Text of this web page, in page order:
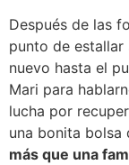
Después de las
punto de estallar
nuevo hasta el
Mari para
lucha por
una bonita bolsa
más que una